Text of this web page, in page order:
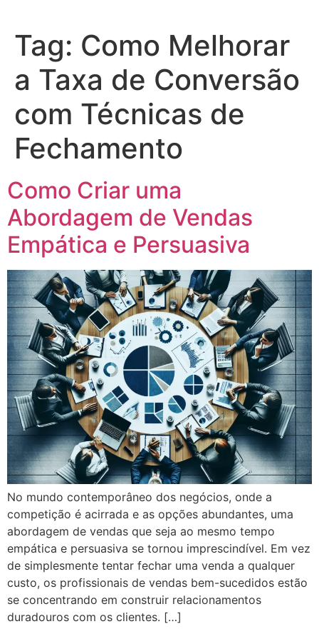
Tag: Como Melhorar
a Taxa de Conversão
com Técnicas de
Fechamento
Como Criar uma
Abordagem de Vendas
Empática e Persuasiva
No mundo contemporâneo dos negócios, onde a
competição é acirrada e as opções abundantes, uma
abordagem de vendas que seja ao mesmo tempo
empática e persuasiva se tornou imprescindível. Em vez
de simplesmente tentar fechar uma venda a qualquer
custo, os profissionais de vendas bem-sucedidos estão
se concentrando em construir relacionamentos
duradouros com os clientes. […]